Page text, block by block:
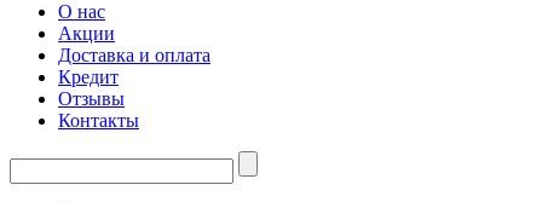
О нас
Акции
Доставка и оплата
Кредит
Отзывы
Контакты